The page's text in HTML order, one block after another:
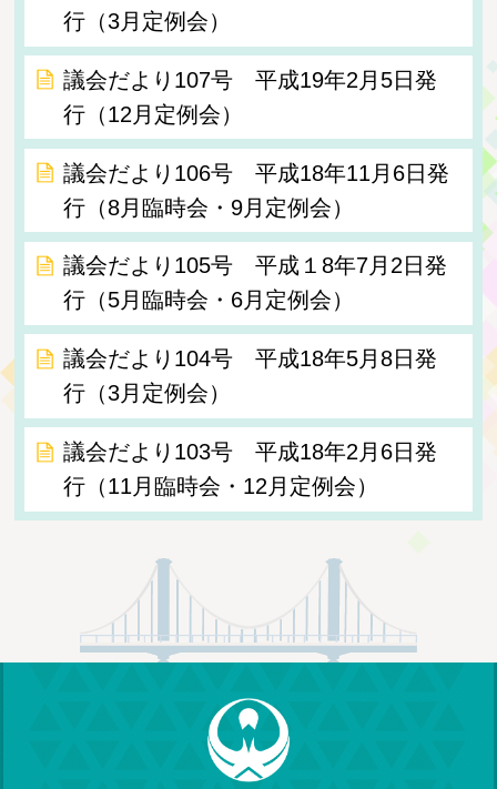
行（3月定例会）
議会だより107号 平成19年2月5日発
行（12月定例会）
議会だより106号 平成18年11月6日発
行（8月臨時会・9月定例会）
議会だより105号 平成１8年7月2日発
行（5月臨時会・6月定例会）
議会だより104号 平成18年5月8日発
行（3月定例会）
議会だより103号 平成18年2月6日発
行（11月臨時会・12月定例会）